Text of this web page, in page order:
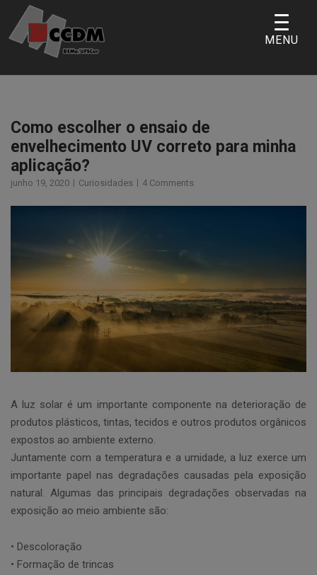
content
Como escolher o ensaio de
envelhecimento UV correto para minha
aplicação?
junho 19, 2020 Curiosidades 4 Comments
A luz solar é um importante componente na deterioração de
produtos plásticos, tintas, tecidos e outros produtos orgânicos
expostos ao ambiente externo.
Juntamente com a temperatura e a umidade, a luz exerce um
importante papel nas degradações causadas pela exposição
natural. Algumas das principais degradações observadas na
exposição ao meio ambiente são:
• Descoloração
• Formação de trincas
MENU